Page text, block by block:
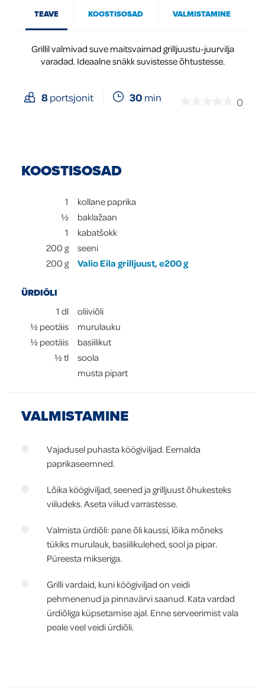
Global
TEAVE KOOSTISOSAD VALMISTAMINE
Grillil valmivad suve maitsvaimad grilljuustu-juurvilja
varadad. Ideaalne snäkk suvistesse õhtustesse.
8 portsjonit 30 min 0
KOOSTISOSAD
1
kollane paprika
½
baklažaan
1
kabatšokk
200 g
seeni
200 g Valio Eila grilljuust, e200 g
ÜRDIÕLI
1 dl
oliiviõli
½ peotäis
murulauku
½ peotäis
basiilikut
½tl
soola
musta pipart
VALMISTAMINE
Vajadusel puhasta köögiviljad. Eemalda
paprikaseemned.
Lõika köögiviljad, seened ja grilljuust õhukesteks
viiludeks. Aseta viilud varrastesse.
Valmista ürdiõli: pane õli kaussi, lõika mõneks
tükiks murulauk, basiilikulehed, sool ja pipar.
Püreesta mikseriga.
Grilli vardaid, kuni köögiviljad on veidi
pehmenenud ja pinnavärvi saanud. Kata vardad
ürdiõliga küpsetamise ajal. Enne serveerimist vala
peale veel veidi ürdiõli.